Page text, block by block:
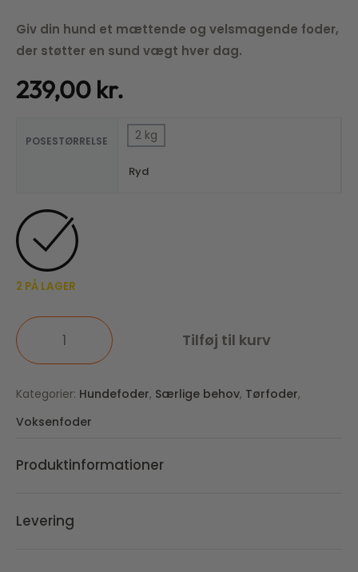
Giv din hund et mættende og velsmagende foder,
der støtter en sund vægt hver dag.
239,00 kr.
POSESTØRRELSE 2 kg
Ryd
2 PÅ LAGER
Tilføj til kurv
Kategorier: Hundefoder, Særlige behov, Tørfoder,
Voksenfoder
Produktinformationer
Levering